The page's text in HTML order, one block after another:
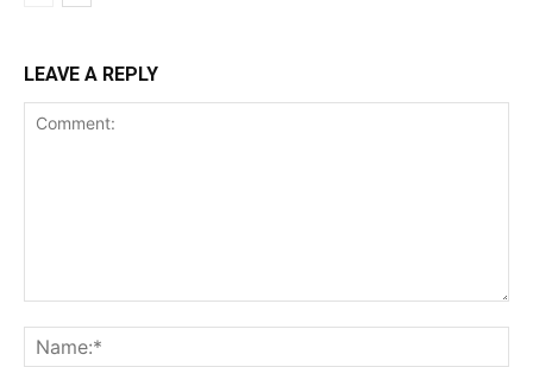
LEAVE A REPLY